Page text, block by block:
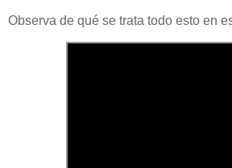
Observa de qué se trata todo esto en